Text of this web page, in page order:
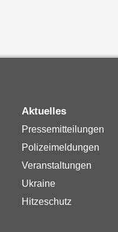
Aktuelles
Pressemitteilungen
Polizeimeldungen
Veranstaltungen
Ukraine
Hitzeschutz